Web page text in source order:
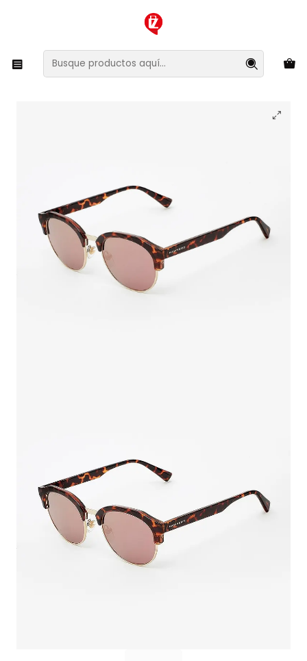
XMAS SALE ¡Compra antes de que la oferta termine!
Lentes y Accesorios Lentes de Sol
Lentes de Sol Hawkers Classic Rounded ROCTR03